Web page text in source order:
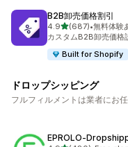
B2B卸売価格割引
4.95つ星中
(687)
合計レビュー数：687
•無料体験
カスタムB2B卸売価格
Built for Shopify
ドロップシッピング
フルフィルメントは業者にお